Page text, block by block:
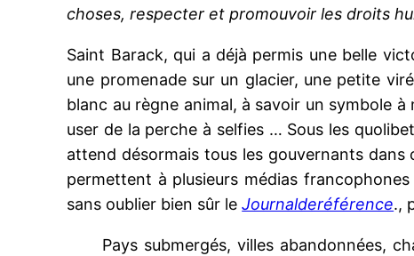
choses, respecter et promouvoir les droits
Saint Barack, qui a déjà permis une belle
une promenade sur un glacier, une petite
blanc au règne animal, à savoir un symbole
user de la perche à selfies … Sous les
attend désormais tous les gouvernants dans
permettent à plusieurs médias
sans oublier bien sûr leJournalderéférence.,
Pays submergés, villes abandonnées,